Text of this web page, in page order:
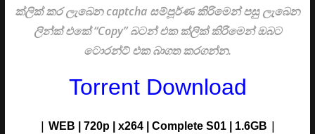
ක්ලික් කර ලැබෙන captcha සම්පූර්ණ කිරිමෙන් පසු ලැබෙන
ලින්ක් එකේ “Copy” බටන් එක ක්ලික් කිරිමෙන් ඔබට
ටොරන්ට් එක බාගත කරගන්න.
Torrent Download
| WEB | 720p | x264 | Complete S01 | 1.6GB |